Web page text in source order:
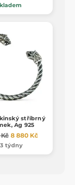
stříbrný
Ag 925
Kč 8 880 Kč
týdny